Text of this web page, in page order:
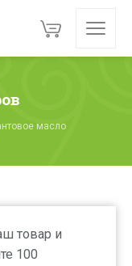
масло
товар и
100